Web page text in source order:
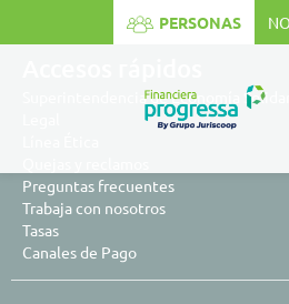
PERSONAS
Superintendencia de Economía
Preguntas frecuentes
Trabaja con nosotros
Tasas
Canales de Pago